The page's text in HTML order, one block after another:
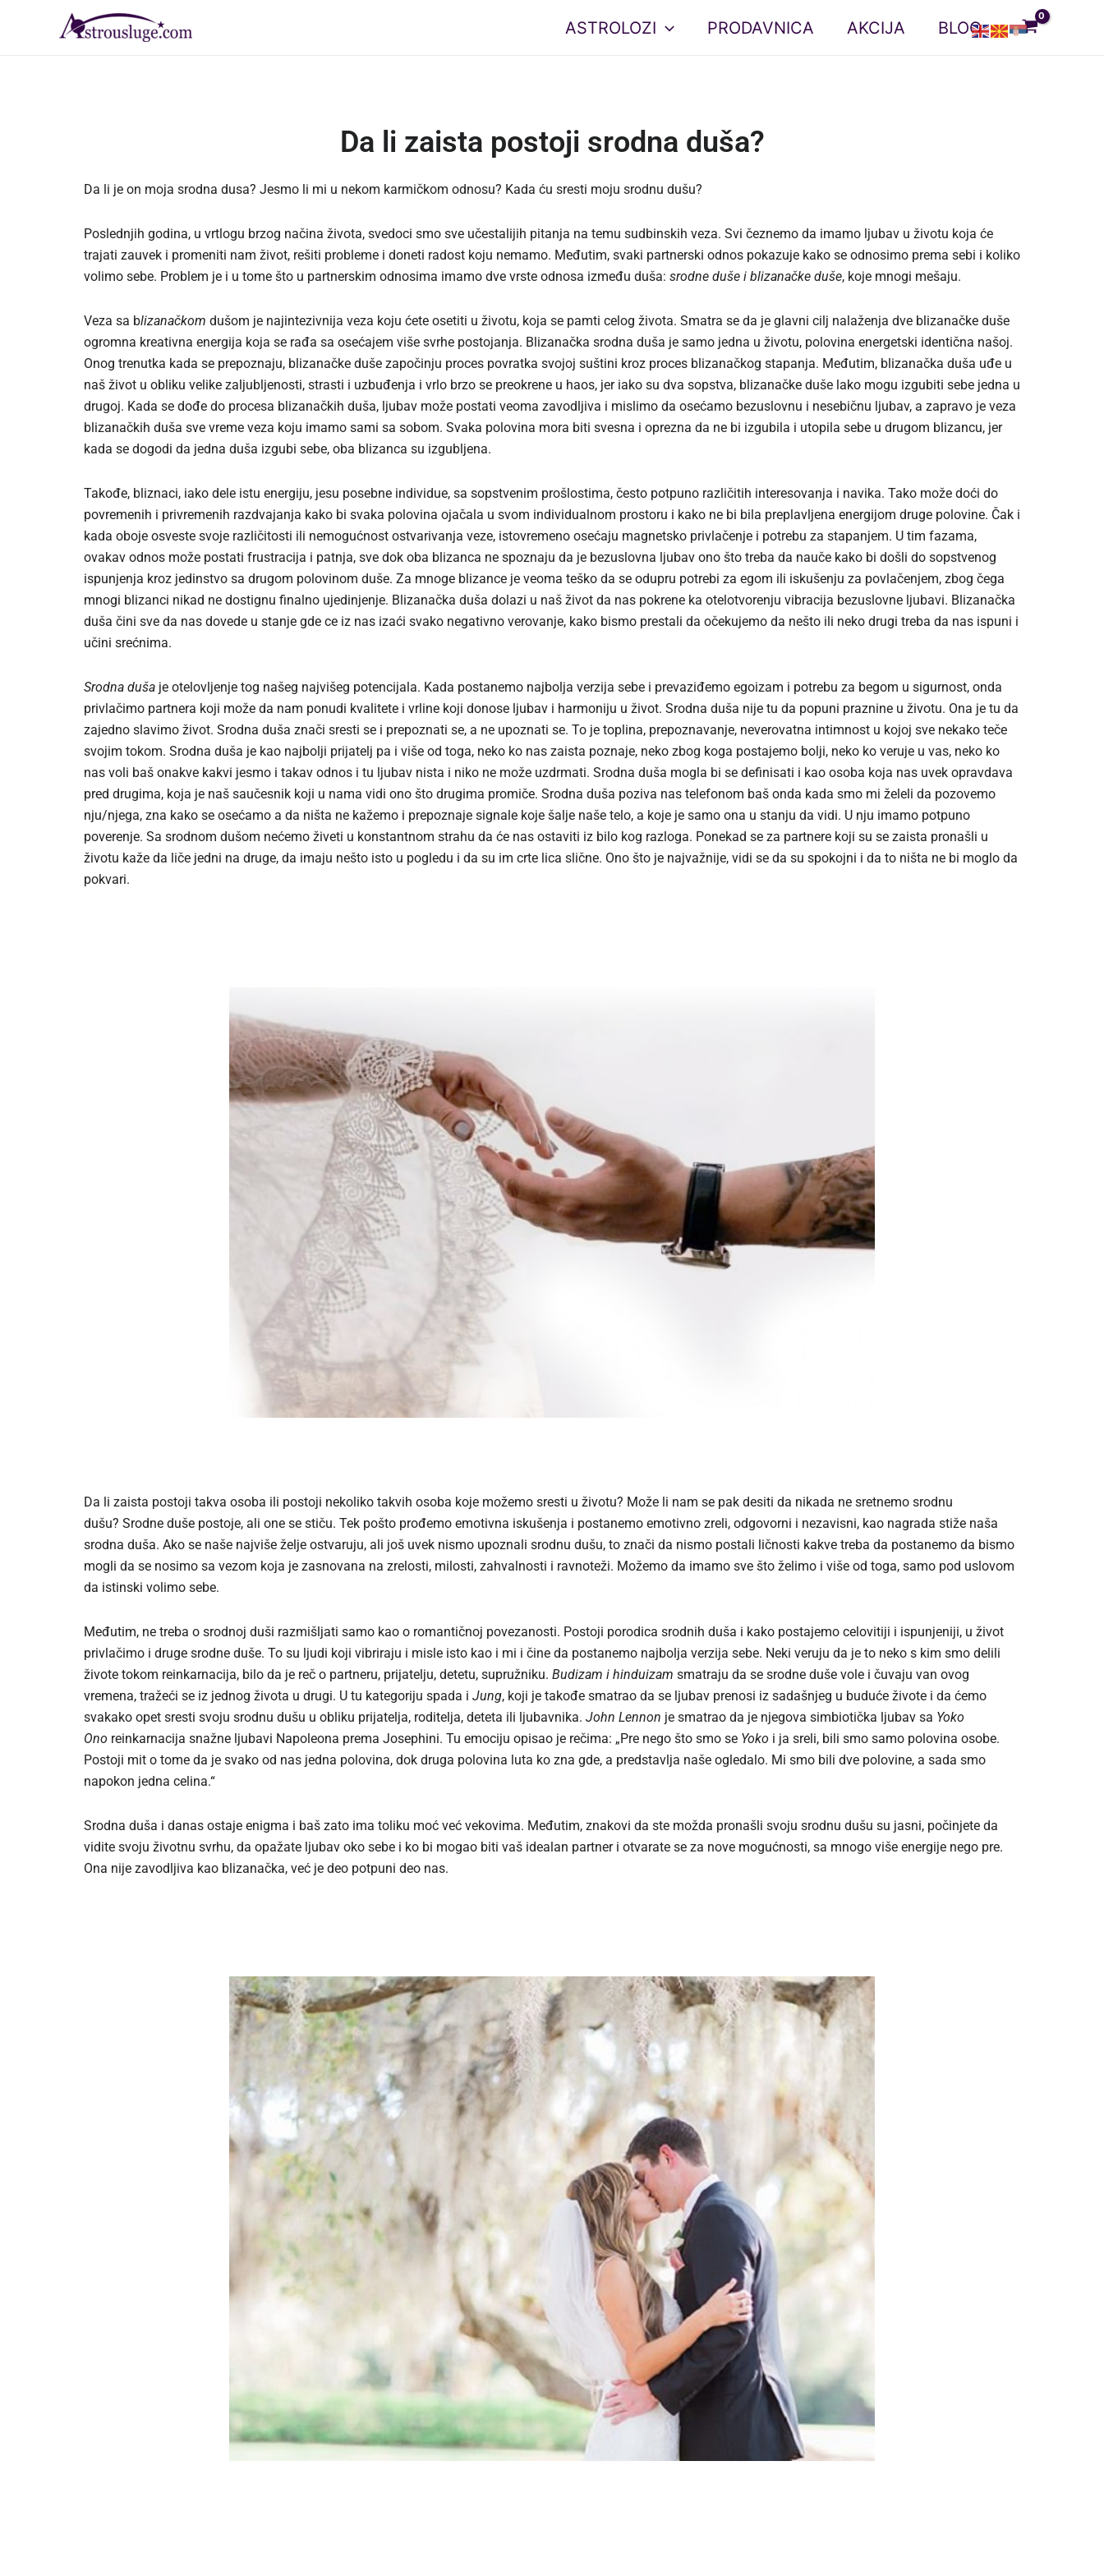
ASTROLOZI PRODAVNICA AKCIJA BLOG
Da li zaista postoji srodna duša?
Da li je on moja srodna dusa? Jesmo li mi u nekom karmičkom odnosu? Kada ću sresti moju srodnu dušu?
Poslednjih godina, u vrtlogu brzog načina života, svedoci smo sve učestalijih pitanja na temu sudbinskih veza. Svi čeznemo da imamo ljubav u životu koja će
trajati zauvek i promeniti nam život, rešiti probleme i doneti radost koju nemamo. Međutim, svaki partnerski odnos pokazuje kako se odnosimo prema sebi i koliko
volimo sebe. Problem je i u tome što u partnerskim odnosima imamo dve vrste odnosa između duša: srodne duše i blizanačke duše, koje mnogi mešaju.
Veza sa blizanačkom dušom je najintezivnija veza koju ćete osetiti u životu, koja se pamti celog života. Smatra se da je glavni cilj nalaženja dve blizanačke duše
ogromna kreativna energija koja se rađa sa osećajem više svrhe postojanja. Blizanačka srodna duša je samo jedna u životu, polovina energetski identična našoj.
Onog trenutka kada se prepoznaju, blizanačke duše započinju proces povratka svojoj suštini kroz proces blizanačkog stapanja. Međutim, blizanačka duša uđe u
naš život u obliku velike zaljubljenosti, strasti i uzbuđenja i vrlo brzo se preokrene u haos, jer iako su dva sopstva, blizanačke duše lako mogu izgubiti sebe jedna u
drugoj. Kada se dođe do procesa blizanačkih duša, ljubav može postati veoma zavodljiva i mislimo da osećamo bezuslovnu i nesebičnu ljubav, a zapravo je veza
blizanačkih duša sve vreme veza koju imamo sami sa sobom. Svaka polovina mora biti svesna i oprezna da ne bi izgubila i utopila sebe u drugom blizancu, jer
kada se dogodi da jedna duša izgubi sebe, oba blizanca su izgubljena.
Takođe, bliznaci, iako dele istu energiju, jesu posebne individue, sa sopstvenim prošlostima, često potpuno različitih interesovanja i navika. Tako može doći do
povremenih i privremenih razdvajanja kako bi svaka polovina ojačala u svom individualnom prostoru i kako ne bi bila preplavljena energijom druge polovine. Čak i
kada oboje osveste svoje različitosti ili nemogućnost ostvarivanja veze, istovremeno osećaju magnetsko privlačenje i potrebu za stapanjem. U tim fazama,
ovakav odnos može postati frustracija i patnja, sve dok oba blizanca ne spoznaju da je bezuslovna ljubav ono što treba da nauče kako bi došli do sopstvenog
ispunjenja kroz jedinstvo sa drugom polovinom duše. Za mnoge blizance je veoma teško da se odupru potrebi za egom ili iskušenju za povlačenjem, zbog čega
mnogi blizanci nikad ne dostignu finalno ujedinjenje. Blizanačka duša dolazi u naš život da nas pokrene ka otelotvorenju vibracija bezuslovne ljubavi. Blizanačka
duša čini sve da nas dovede u stanje gde ce iz nas izaći svako negativno verovanje, kako bismo prestali da očekujemo da nešto ili neko drugi treba da nas ispuni i
učini srećnima.
Srodna duša je otelovljenje tog našeg najvišeg potencijala. Kada postanemo najbolja verzija sebe i prevaziđemo egoizam i potrebu za begom u sigurnost, onda
privlačimo partnera koji može da nam ponudi kvalitete i vrline koji donose ljubav i harmoniju u život. Srodna duša nije tu da popuni praznine u životu. Ona je tu da
zajedno slavimo život. Srodna duša znači sresti se i prepoznati se, a ne upoznati se. To je toplina, prepoznavanje, neverovatna intimnost u kojoj sve nekako teče
svojim tokom. Srodna duša je kao najbolji prijatelj pa i više od toga, neko ko nas zaista poznaje, neko zbog koga postajemo bolji, neko ko veruje u vas, neko ko
nas voli baš onakve kakvi jesmo i takav odnos i tu ljubav nista i niko ne može uzdrmati. Srodna duša mogla bi se definisati i kao osoba koja nas uvek opravdava
pred drugima, koja je naš saučesnik koji u nama vidi ono što drugima promiče. Srodna duša poziva nas telefonom baš onda kada smo mi želeli da pozovemo
nju/njega, zna kako se osećamo a da ništa ne kažemo i prepoznaje signale koje šalje naše telo, a koje je samo ona u stanju da vidi. U nju imamo potpuno
poverenje. Sa srodnom dušom nećemo živeti u konstantnom strahu da će nas ostaviti iz bilo kog razloga. Ponekad se za partnere koji su se zaista pronašli u
životu kaže da liče jedni na druge, da imaju nešto isto u pogledu i da su im crte lica slične. Ono što je najvažnije, vidi se da su spokojni i da to ništa ne bi moglo da
pokvari.
Da li zaista postoji takva osoba ili postoji nekoliko takvih osoba koje možemo sresti u životu? Može li nam se pak desiti da nikada ne sretnemo srodnu
dušu? Srodne duše postoje, ali one se stiču. Tek pošto prođemo emotivna iskušenja i postanemo emotivno zreli, odgovorni i nezavisni, kao nagrada stiže naša
srodna duša. Ako se naše najviše želje ostvaruju, ali još uvek nismo upoznali srodnu dušu, to znači da nismo postali ličnosti kakve treba da postanemo da bismo
mogli da se nosimo sa vezom koja je zasnovana na zrelosti, milosti, zahvalnosti i ravnoteži. Možemo da imamo sve što želimo i više od toga, samo pod uslovom
da istinski volimo sebe.
Međutim, ne treba o srodnoj duši razmišljati samo kao o romantičnoj povezanosti. Postoji porodica srodnih duša i kako postajemo celovitiji i ispunjeniji, u život
privlačimo i druge srodne duše. To su ljudi koji vibriraju i misle isto kao i mi i čine da postanemo najbolja verzija sebe. Neki veruju da je to neko s kim smo delili
živote tokom reinkarnacija, bilo da je reč o partneru, prijatelju, detetu, supružniku. Budizam i hinduizam smatraju da se srodne duše vole i čuvaju van ovog
vremena, tražeći se iz jednog života u drugi. U tu kategoriju spada i Jung, koji je takođe smatrao da se ljubav prenosi iz sadašnjeg u buduće živote i da ćemo
svakako opet sresti svoju srodnu dušu u obliku prijatelja, roditelja, deteta ili ljubavnika. John Lennon je smatrao da je njegova simbiotička ljubav sa Yoko
Ono reinkarnacija snažne ljubavi Napoleona prema Josephini. Tu emociju opisao je rečima: „Pre nego što smo se Yoko i ja sreli, bili smo samo polovina osobe.
Postoji mit o tome da je svako od nas jedna polovina, dok druga polovina luta ko zna gde, a predstavlja naše ogledalo. Mi smo bili dve polovine, a sada smo
napokon jedna celina.“
Srodna duša i danas ostaje enigma i baš zato ima toliku moć već vekovima. Međutim, znakovi da ste možda pronašli svoju srodnu dušu su jasni, počinjete da
vidite svoju životnu svrhu, da opažate ljubav oko sebe i ko bi mogao biti vaš idealan partner i otvarate se za nove mogućnosti, sa mnogo više energije nego pre.
Ona nije zavodljiva kao blizanačka, već je deo potpuni deo nas.